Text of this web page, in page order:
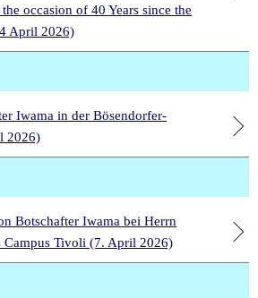
occasion of 40 Years since the
April 2026)
Iwama in der Bösendorfer-
2026)
Botschafter Iwama bei Herrn
Campus Tivoli (7. April 2026)